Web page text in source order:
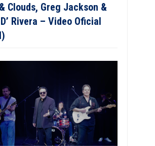
Clouds, Greg Jackson &
Rivera – Video Oficial